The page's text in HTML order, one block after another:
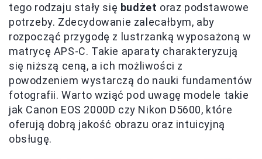
tego rodzaju stały się budżet oraz podstawowe
potrzeby. Zdecydowanie zalecałbym, aby
rozpocząć przygodę z lustrzanką wyposażoną w
matrycę APS-C. Takie aparaty charakteryzują
się niższą ceną, a ich możliwości z
powodzeniem wystarczą do nauki fundamentów
fotografii. Warto wziąć pod uwagę modele takie
jak Canon EOS 2000D czy Nikon D5600, które
oferują dobrą jakość obrazu oraz intuicyjną
obsługę.